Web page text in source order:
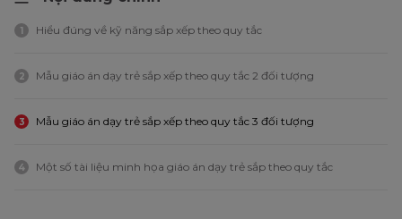
1 Hiểu đúng về kỹ năng sắp xếp theo quy tắc
2 Mẫu giáo án dạy trẻ sắp xếp theo quy tắc 2 đối tượng
3 Mẫu giáo án dạy trẻ sắp xếp theo quy tắc 3 đối tượng
4 Một số tài liệu minh họa giáo án dạy trẻ sắp theo quy tắc